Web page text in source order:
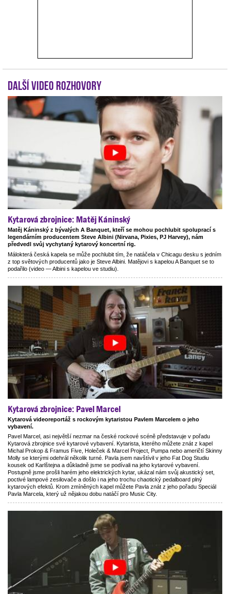
Další video rozhovory
Kytarová zbrojnice: Matěj Káninský
Matěj Káninský z bývalých A Banquet, kteří se mohou pochlubit spoluprací s
legendárním producentem Steve Albini (Nirvana, Pixies, PJ Harvey), nám
předvedl svůj vychytaný kytarový koncertní rig.
Málokterá česká kapela se může pochlubit tím, že natáčela v Chicagu desku s jedním
z top světových producentů jako je Steve Albini. Matějovi s kapelou A Banquet se to
podařilo (video — Albini s kapelou ve studiu).
Kytarová zbrojnice: Pavel Marcel
Kytarová videoreportáž s rockovým kytaristou Pavlem Marcelem o jeho
vybavení.
Pavel Marcel, asi největší nezmar na české rockové scéně představuje v pořadu
Kytarová zbrojnice své kytarové vybavení. Kytarista, kterého můžete znát z kapel
Michal Prokop & Framus Five, Holeček & Marcel Project, Pumpa nebo američtí Skinny
Molly se kterými odehrál několik turné. Pavla jsem navštívil v jeho Fat Dog Studiu
kousek od Karlštejna a důkladně jsme se podívali na jeho kytarové vybavení.
Postupně jsme prošli harém jeho elektrických kytar, ukázal nám svůj akustický set,
poctivé lampové zesilovače a došlo i na jeho trochu chaotický pedalboard plný
kytarových efektů. Krom zmíněných kapel můžete Pavla znát z jeho pořadu Speciál
Pavla Marcela, který už nějakou dobu natáčí pro Music City.